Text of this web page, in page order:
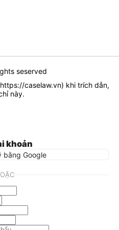
seserved
https://caselaw.vn) khi trích dẫn,
này.
khoản
bằng Google